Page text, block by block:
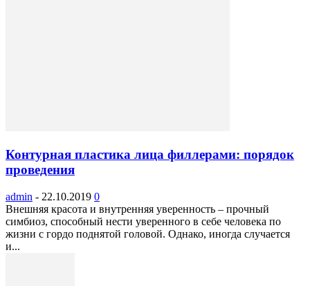
Контурная пластика лица филлерами: порядок
проведения
admin - 22.10.2019 0
Внешняя красота и внутренняя уверенность – прочный
симбиоз, способный нести уверенного в себе человека по
жизни с гордо поднятой головой. Однако, иногда случается
и...